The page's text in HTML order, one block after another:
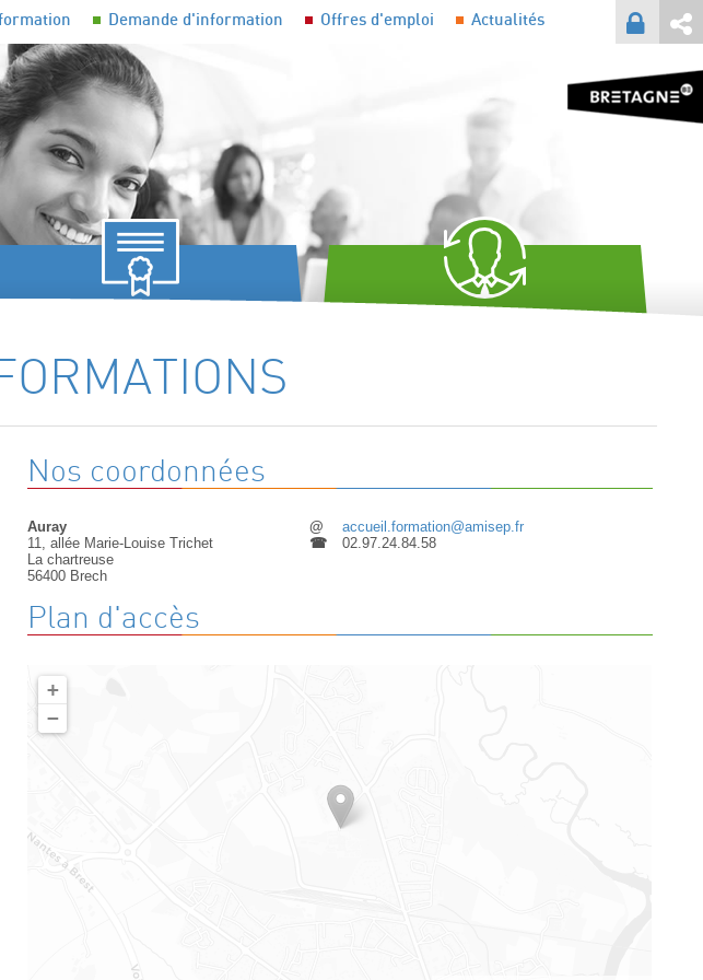
Demande d'information Offres d'emploi Actualités
Nos coordonnées
Auray
11, allée Marie-Louise Trichet
La chartreuse
56400 Brech
@
accueil.formation@amisep.fr
☎
02.97.24.84.58
Plan d'accès
+
−